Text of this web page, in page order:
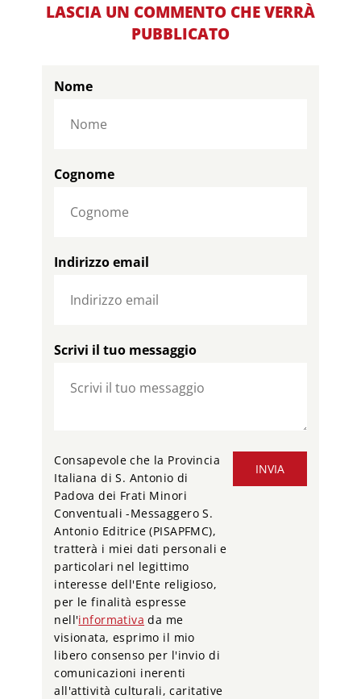
LASCIA UN COMMENTO CHE VERRÀ
PUBBLICATO
Nome
Cognome
Indirizzo email
Scrivi il tuo messaggio
INVIA
Consapevole che la Provincia
Italiana di S. Antonio di
Padova dei Frati Minori
Conventuali -Messaggero S.
Antonio Editrice (PISAPFMC),
tratterà i miei dati personali e
particolari nel legittimo
interesse dell'Ente religioso,
per le finalità espresse
nell'informativa da me
visionata, esprimo il mio
libero consenso per l'invio di
comunicazioni inerenti
all'attività culturali, caritative